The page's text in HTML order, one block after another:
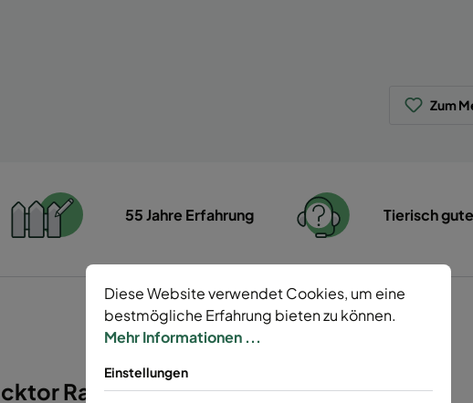
Zum
55 Jahre Erfahrung Tierisch
Raute 1-Flügelig"
Diese Website verwendet Cookies, um eine
bestmögliche Erfahrung bieten zu können.
Mehr Informationen ...
Einstellungen